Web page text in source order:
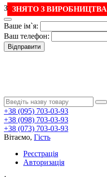
Залиште свій номер і
Ваше ім`я:
Ваш телефон:
Відправити
+38 (095) 703-03-93
+38 (098) 703-03-93
+38 (073) 703-03-93
Вітаємо, Гість
Реєстрація
Авторизація
ЗНЯТО З ВИРОБНИЦТВА